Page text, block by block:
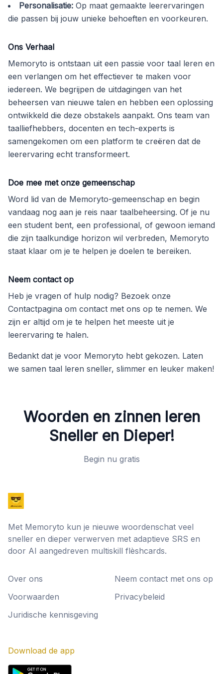
Personalisatie: Op maat gemaakte leerervaringen
die passen bij jouw unieke behoeften en voorkeuren.
Ons Verhaal
Memoryto is ontstaan uit een passie voor taal leren en
een verlangen om het effectiever te maken voor
iedereen. We begrijpen de uitdagingen van het
beheersen van nieuwe talen en hebben een oplossing
ontwikkeld die deze obstakels aanpakt. Ons team van
taalliefhebbers, docenten en tech-experts is
samengekomen om een platform te creëren dat de
leerervaring echt transformeert.
Doe mee met onze gemeenschap
Word lid van de Memoryto-gemeenschap en begin
vandaag nog aan je reis naar taalbeheersing. Of je nu
een student bent, een professional, of gewoon iemand
die zijn taalkundige horizon wil verbreden, Memoryto
staat klaar om je te helpen je doelen te bereiken.
Neem contact op
Heb je vragen of hulp nodig? Bezoek onze
Contactpagina om contact met ons op te nemen. We
zijn er altijd om je te helpen het meeste uit je
leerervaring te halen.
Bedankt dat je voor Memoryto hebt gekozen. Laten
we samen taal leren sneller, slimmer en leuker maken!
Woorden en zinnen leren
Sneller en Dieper!
Begin nu gratis
Met Memoryto kun je nieuwe woordenschat veel
sneller en dieper verwerven met adaptieve SRS en
door AI aangedreven multiskill flèshcards.
Over ons
Neem contact met ons op
Voorwaarden
Privacybeleid
Juridische kennisgeving
Download de app